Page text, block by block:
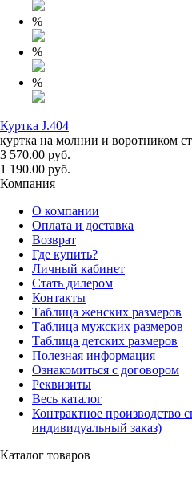
%
%
%
Куртка J.404
куртка на молнии и воротником
3 570.00 руб.
1 190.00 руб.
Компания
О компании
Оплата и доставка
Возврат
Где купить?
Личный кабинет
Стать дилером
Контакты
Таблица женских размеров
Таблица мужских размеров
Таблица детских размеров
Полезная информация
Ознакомиться с договором
Реквизиты
Весь каталог
Контрактное производство
индивидуальный заказ)
Каталог товаров